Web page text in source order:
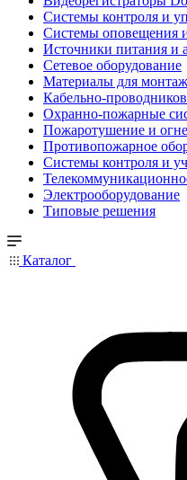
Системы контроля и
Системы оповещения
Источники питания и
Сетевое оборудование
Материалы для
Кабельно-
Охранно-пожарные
Пожаротушение и
Противопожарное
Системы контроля и
Электрооборудование
Типовые решения
Каталог